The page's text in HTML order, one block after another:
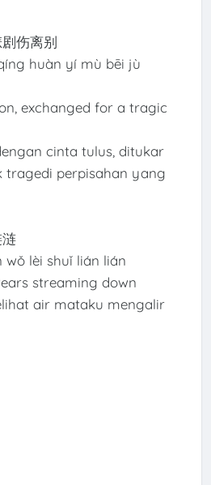
伤离别
huàn yí mù bēi jù
exchanged for a tragic
cinta tulus, ditukar
tragedi perpisahan yang
wǒ lèi shuǐ lián lián
streaming down
air mataku mengalir